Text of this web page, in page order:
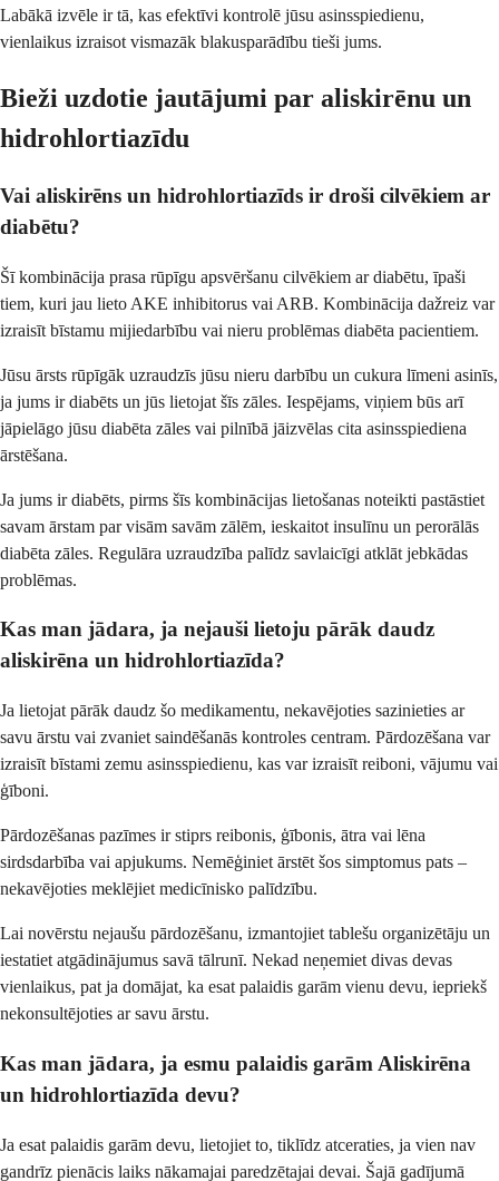
Labākā izvēle ir tā, kas efektīvi kontrolē jūsu asinsspiedienu,
vienlaikus izraisot vismazāk blakusparādību tieši jums.
Bieži uzdotie jautājumi par aliskirēnu un
hidrohlortiazīdu
Vai aliskirēns un hidrohlortiazīds ir droši cilvēkiem ar
diabētu?
Šī kombinācija prasa rūpīgu apsvēršanu cilvēkiem ar diabētu, īpaši
tiem, kuri jau lieto AKE inhibitorus vai ARB. Kombinācija dažreiz var
izraisīt bīstamu mijiedarbību vai nieru problēmas diabēta pacientiem.
Jūsu ārsts rūpīgāk uzraudzīs jūsu nieru darbību un cukura līmeni asinīs,
ja jums ir diabēts un jūs lietojat šīs zāles. Iespējams, viņiem būs arī
jāpielāgo jūsu diabēta zāles vai pilnībā jāizvēlas cita asinsspiediena
ārstēšana.
Ja jums ir diabēts, pirms šīs kombinācijas lietošanas noteikti pastāstiet
savam ārstam par visām savām zālēm, ieskaitot insulīnu un perorālās
diabēta zāles. Regulāra uzraudzība palīdz savlaicīgi atklāt jebkādas
problēmas.
Kas man jādara, ja nejauši lietoju pārāk daudz
aliskirēna un hidrohlortiazīda?
Ja lietojat pārāk daudz šo medikamentu, nekavējoties sazinieties ar
savu ārstu vai zvaniet saindēšanās kontroles centram. Pārdozēšana var
izraisīt bīstami zemu asinsspiedienu, kas var izraisīt reiboni, vājumu vai
ģīboni.
Pārdozēšanas pazīmes ir stiprs reibonis, ģībonis, ātra vai lēna
sirdsdarbība vai apjukums. Nemēģiniet ārstēt šos simptomus pats –
nekavējoties meklējiet medicīnisko palīdzību.
Lai novērstu nejaušu pārdozēšanu, izmantojiet tablešu organizētāju un
iestatiet atgādinājumus savā tālrunī. Nekad neņemiet divas devas
vienlaikus, pat ja domājat, ka esat palaidis garām vienu devu, iepriekš
nekonsultējoties ar savu ārstu.
Kas man jādara, ja esmu palaidis garām Aliskirēna
un hidrohlortiazīda devu?
Ja esat palaidis garām devu, lietojiet to, tiklīdz atceraties, ja vien nav
gandrīz pienācis laiks nākamajai paredzētajai devai. Šajā gadījumā